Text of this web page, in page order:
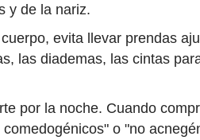
y de la nariz.
evita llevar prendas
las diademas, las cintas
por la noche. Cuando
o "no